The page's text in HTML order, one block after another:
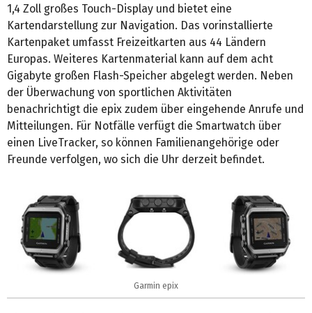
1,4 Zoll großes Touch-Display und bietet eine
Kartendarstellung zur Navigation. Das vorinstallierte
Kartenpaket umfasst Freizeitkarten aus 44 Ländern
Europas. Weiteres Kartenmaterial kann auf dem acht
Gigabyte großen Flash-Speicher abgelegt werden. Neben
der Überwachung von sportlichen Aktivitäten
benachrichtigt die epix zudem über eingehende Anrufe und
Mitteilungen. Für Notfälle verfügt die Smartwatch über
einen LiveTracker, so können Familienangehörige oder
Freunde verfolgen, wo sich die Uhr derzeit befindet.
Garmin epix